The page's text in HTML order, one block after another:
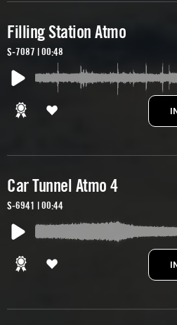
Filling Station Atmo
S-7087 | 00:48
Car Tunnel Atmo 4
S-6941 | 00:44